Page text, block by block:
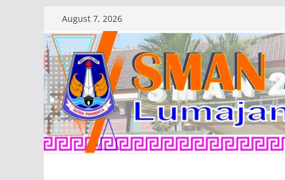
to
content
August 7, 2026